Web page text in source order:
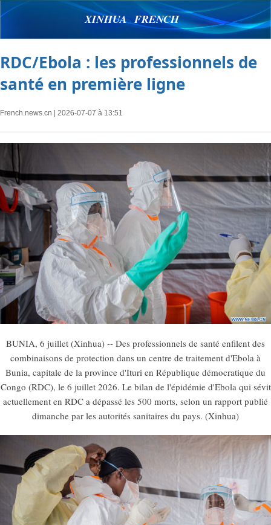
XINHUA FRENCH
RDC/Ebola : les professionnels de
santé en première ligne
French.news.cn | 2026-07-07 à 13:51
BUNIA, 6 juillet (Xinhua) -- Des professionnels de santé enfilent des
combinaisons de protection dans un centre de traitement d'Ebola à
Bunia, capitale de la province d'Ituri en République démocratique du
Congo (RDC), le 6 juillet 2026. Le bilan de l'épidémie d'Ebola qui sévit
actuellement en RDC a dépassé les 500 morts, selon un rapport publié
dimanche par les autorités sanitaires du pays. (Xinhua)